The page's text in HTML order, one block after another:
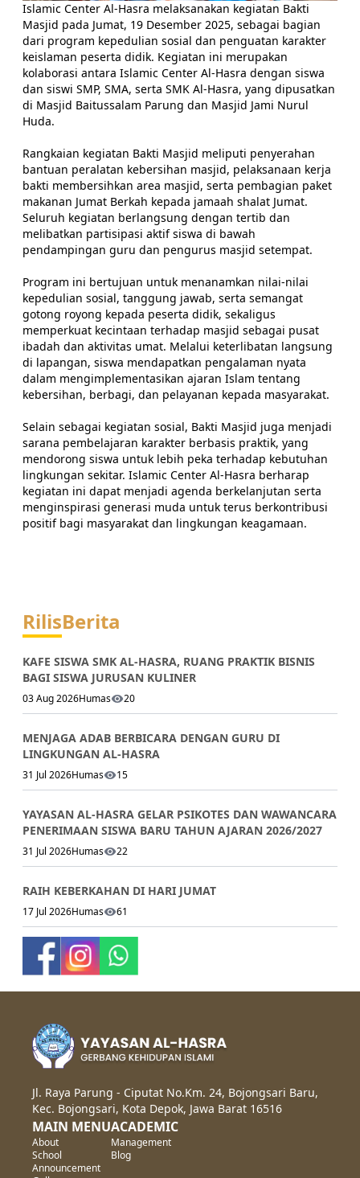
Islamic Center Al-Hasra melaksanakan kegiatan Bakti
Masjid pada Jumat, 19 Desember 2025, sebagai bagian
dari program kepedulian sosial dan penguatan karakter
keislaman peserta didik. Kegiatan ini merupakan
kolaborasi antara Islamic Center Al-Hasra dengan siswa
dan siswi SMP, SMA, serta SMK Al-Hasra, yang dipusatkan
di Masjid Baitussalam Parung dan Masjid Jami Nurul
Huda.
Rangkaian kegiatan Bakti Masjid meliputi penyerahan
bantuan peralatan kebersihan masjid, pelaksanaan kerja
bakti membersihkan area masjid, serta pembagian paket
makanan Jumat Berkah kepada jamaah shalat Jumat.
Seluruh kegiatan berlangsung dengan tertib dan
melibatkan partisipasi aktif siswa di bawah
pendampingan guru dan pengurus masjid setempat.
Program ini bertujuan untuk menanamkan nilai-nilai
kepedulian sosial, tanggung jawab, serta semangat
gotong royong kepada peserta didik, sekaligus
memperkuat kecintaan terhadap masjid sebagai pusat
ibadah dan aktivitas umat. Melalui keterlibatan langsung
di lapangan, siswa mendapatkan pengalaman nyata
dalam mengimplementasikan ajaran Islam tentang
kebersihan, berbagi, dan pelayanan kepada masyarakat.
Selain sebagai kegiatan sosial, Bakti Masjid juga menjadi
sarana pembelajaran karakter berbasis praktik, yang
mendorong siswa untuk lebih peka terhadap kebutuhan
lingkungan sekitar. Islamic Center Al-Hasra berharap
kegiatan ini dapat menjadi agenda berkelanjutan serta
menginspirasi generasi muda untuk terus berkontribusi
positif bagi masyarakat dan lingkungan keagamaan.
RilisBerita
KAFE SISWA SMK AL-HASRA, RUANG PRAKTIK BISNIS
BAGI SISWA JURUSAN KULINER
03 Aug 2026Humas 20
MENJAGA ADAB BERBICARA DENGAN GURU DI
LINGKUNGAN AL-HASRA
31 Jul 2026Humas 15
YAYASAN AL-HASRA GELAR PSIKOTES DAN WAWANCARA
PENERIMAAN SISWA BARU TAHUN AJARAN 2026/2027
31 Jul 2026Humas 22
RAIH KEBERKAHAN DI HARI JUMAT
17 Jul 2026Humas 61
Jl. Raya Parung - Ciputat No.Km. 24, Bojongsari Baru,
Kec. Bojongsari, Kota Depok, Jawa Barat 16516
MAIN MENU
About
School
Announcement
ACADEMIC
Management
Blog